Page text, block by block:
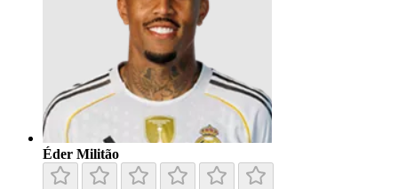
Éder Militão